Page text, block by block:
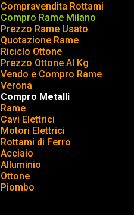
Compravendita Rottami
Compro Rame Milano
Prezzo Rame Usato
Quotazione Rame
Riciclo Ottone
Prezzo Ottone Al Kg
Vendo e Compro Rame
Verona
Compro Metalli
Rame
Cavi Elettrici
Motori Elettrici
Rottami di Ferro
Acciaio
Alluminio
Ottone
Piombo